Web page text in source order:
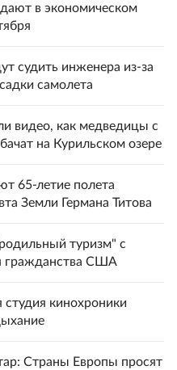
в экономическом
судить инженера из-за
самолета
видео, как медведицы с
на Курильском озере
65-летие полета
Земли Германа Титова
туризм" с
гражданства США
студия кинохроники
Страны Европы просят